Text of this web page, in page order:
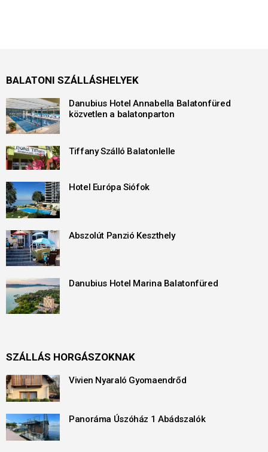
BALATONI SZÁLLÁSHELYEK
Danubius Hotel Annabella Balatonfüred
közvetlen a balatonparton
Tiffany Szálló Balatonlelle
Hotel Európa Siófok
Abszolút Panzió Keszthely
Danubius Hotel Marina Balatonfüred
SZÁLLÁS HORGÁSZOKNAK
Vivien Nyaraló Gyomaendrőd
Panoráma Úszóház 1 Abádszalók